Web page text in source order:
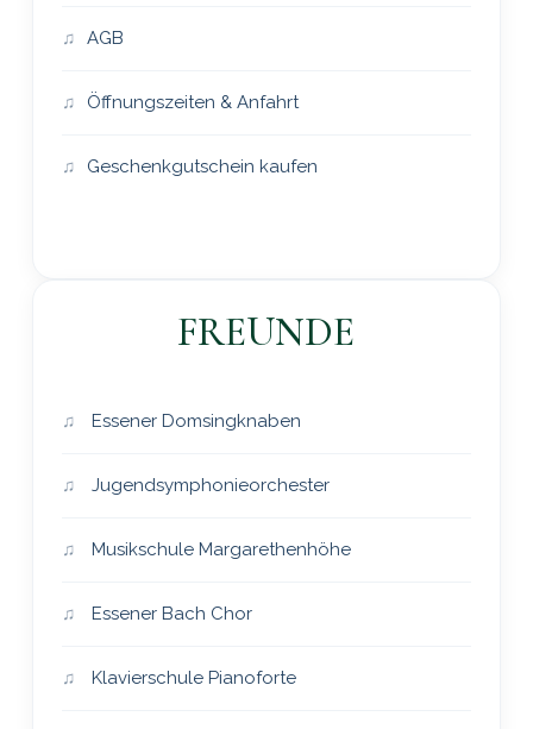
AGB
Öffnungszeiten & Anfahrt
Geschenkgutschein kaufen
FREUNDE
Essener Domsingknaben
Jugendsymphonieorchester
Musikschule Margarethenhöhe
Essener Bach Chor
Klavierschule Pianoforte